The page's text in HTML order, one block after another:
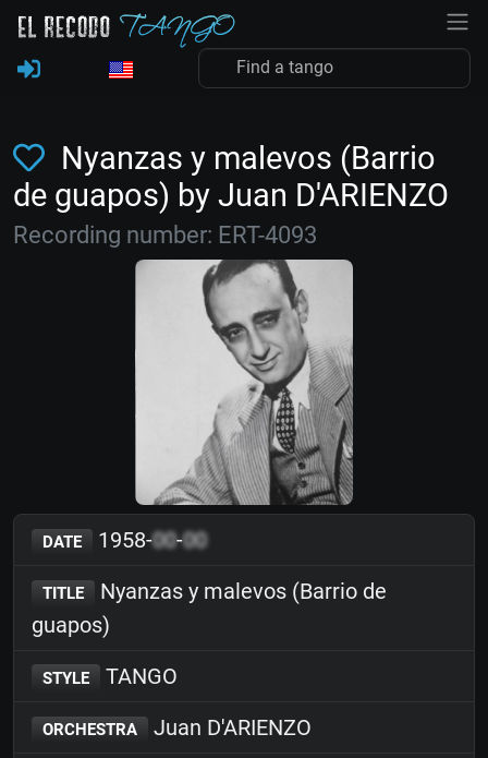
Nyanzas y malevos (Barrio
de guapos) by Juan D'ARIENZO
Recording number: ERT-4093
DATE 1958-00-00
TITLE
Nyanzas y malevos (Barrio de
guapos)
STYLE TANGO
ORCHESTRA Juan D'ARIENZO